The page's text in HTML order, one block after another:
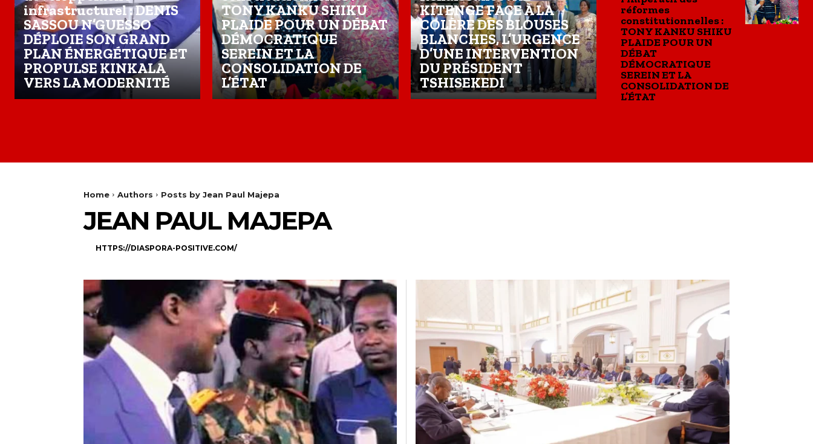
infrastructurel : DENIS
SASSOU N’GUESSO
DÉPLOIE SON GRAND
PLAN ÉNERGÉTIQUE ET
PROPULSE KINKALA
VERS LA MODERNITÉ
TONY KANKU SHIKU
PLAIDE POUR UN DÉBAT
DÉMOCRATIQUE
SEREIN ET LA
CONSOLIDATION DE
L’ÉTAT
KITENGE FACE À LA
COLÈRE DES BLOUSES
BLANCHES, L’URGENCE
D’UNE INTERVENTION
DU PRÉSIDENT
TSHISEKEDI
réformes
constitutionnelles :
TONY KANKU SHIKU
PLAIDE POUR UN
DÉBAT
DÉMOCRATIQUE
SEREIN ET LA
CONSOLIDATION DE
L’ÉTAT
Home Authors Posts by Jean Paul Majepa
JEAN PAUL MAJEPA
HTTPS://DIASPORA-POSITIVE.COM/